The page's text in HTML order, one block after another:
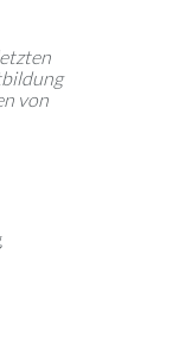
von